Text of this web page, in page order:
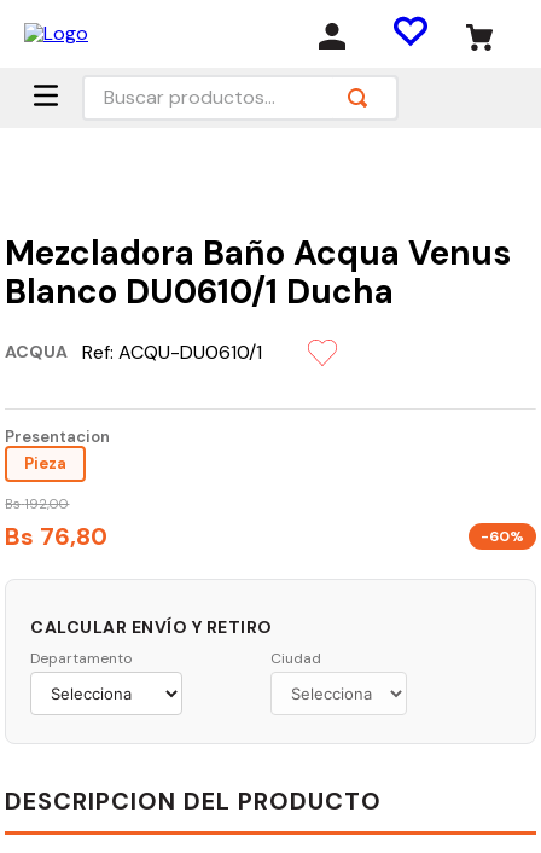
Buscar productos...
Mezcladora Baño Acqua Venus
Blanco DU0610/1 Ducha
ACQUA Ref:ACQU-DU0610/1
Presentacion
Pieza
Bs 192,00
Bs 76,80 -60%
CALCULAR ENVÍO Y RETIRO
Departamento Ciudad
DESCRIPCION DEL PRODUCTO